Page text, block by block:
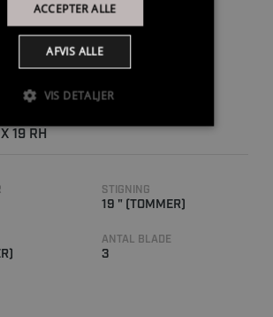
19 RH
STIGNING
19 " (TOMMER)
ANTAL BLADE
3
ACCEPTER ALLE
AFVIS ALLE
VIS DETALJER